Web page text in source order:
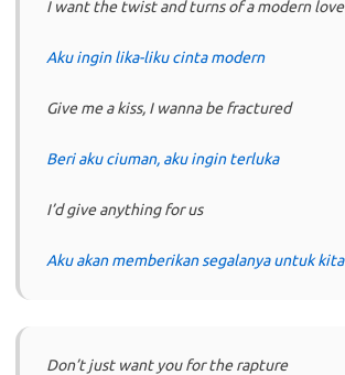
I want the twist and turns of a modern love
Aku ingin lika-liku cinta modern
Give me a kiss, I wanna be fractured
Beri aku ciuman, aku ingin terluka
I’d give anything for us
Aku akan memberikan segalanya untuk kita
Don’t just want you for the rapture